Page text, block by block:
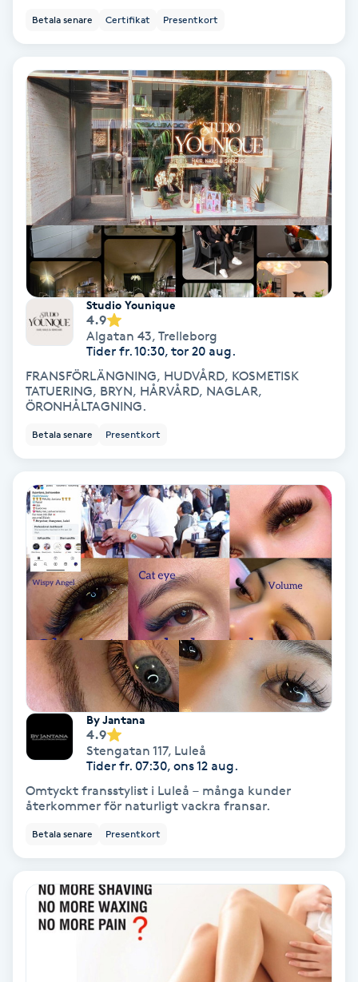
Läpptatuering
Makeup
Manikyr & Pedikyr
Massage
Medial vägledning
Medicinsk massage
Meditation
Medium
Mesoterapi
MicroPen
Microshading
Mixfransar
Nagelförlängning
Nagelförlängning akryl
Nagelförlängning gelé
Nagelförlängning silke
Nagelförstärkning
Betala senare Certifikat Presentkort
Studio Younique
4.9
Algatan 43, Trelleborg
Tider fr. 10:30, tor 20 aug.
FRANSFÖRLÄNGNING, HUDVÅRD, KOSMETISK
TATUERING, BRYN, HÅRVÅRD, NAGLAR,
ÖRONHÅLTAGNING.
Betala senare Presentkort
By Jantana
4.9
Stengatan 117, Luleå
Tider fr. 07:30, ons 12 aug.
Omtyckt fransstylist i Luleå – många kunder
återkommer för naturligt vackra fransar.
Betala senare Presentkort